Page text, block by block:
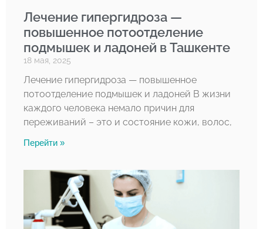
Лечение гипергидроза —
повышенное потоотделение
подмышек и ладоней в Ташкенте
18 мая, 2025
Лечение гипергидроза — повышенное
потоотделение подмышек и ладоней В жизни
каждого человека немало причин для
переживаний – это и состояние кожи, волос,
Перейти »